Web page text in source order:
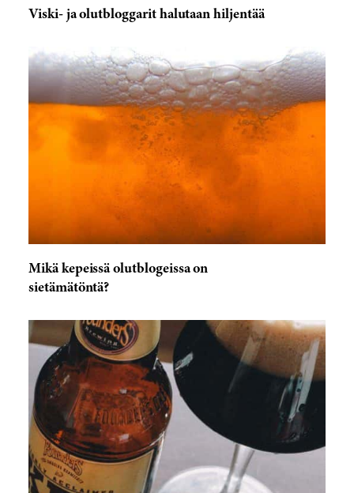
Viski- ja olutbloggarit halutaan hiljentää
Mikä kepeissä olutblogeissa on
sietämätöntä?